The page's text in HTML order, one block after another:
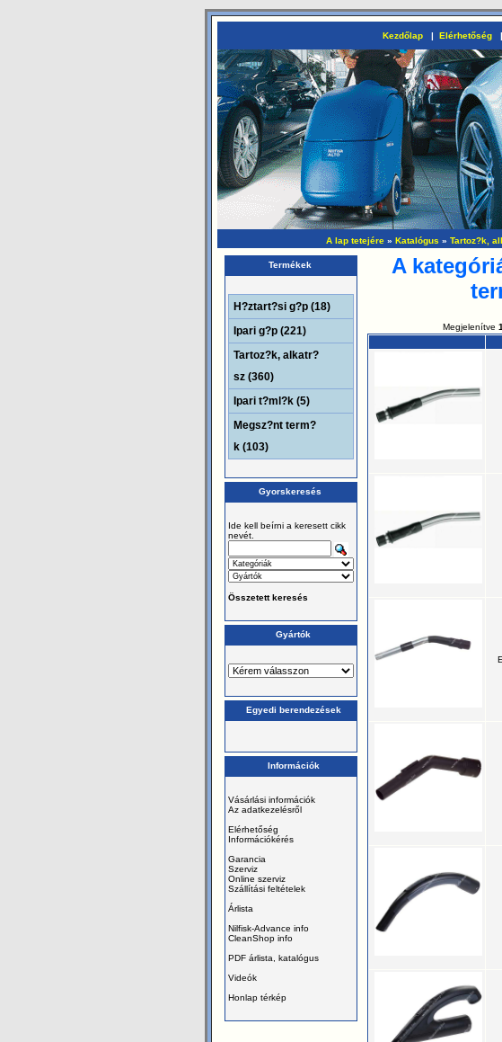
Kezdőlap| Elérhetőség
A lap tetejére » Katalógus » Tartoz?k,
Termékek
H?ztart?si g?p (18)
Ipari g?p (221)
Tartoz?k, alkatr?
sz (360)
Ipari t?ml?k (5)
Megsz?nt term?
k (103)
Gyorskeresés
Ide kell beírni a keresett cikk
nevét.
Összetett keresés
Gyártók
Egyedi berendezések
Információk
Vásárlási információk
Az adatkezelésről
Elérhetőség
Információkérés
Garancia
Szerviz
Online szerviz
Szállítási feltételek
Árlista
Nilfisk-Advance info
CleanShop info
PDF árlista, katalógus
Videók
Honlap térkép
A
Megjelenítve 1